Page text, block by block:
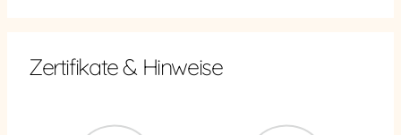
Zertifikate & Hinweise